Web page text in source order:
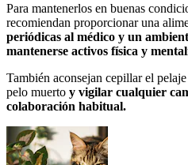
Para mantenerlos en buenas
recomiendan proporcionar una
periódicas al médico y un
mantenerse activos física y
También aconsejan cepillar el
pelo muerto y vigilar cualquier
colaboración habitual.